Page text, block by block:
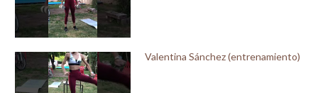
Valentina Sánchez (entrenamiento)